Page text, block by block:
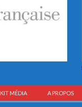
KIT MÉDIA A PROPOS